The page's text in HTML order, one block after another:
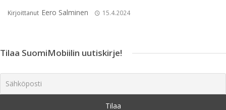
Kirjoittanut Eero Salminen 15.4.2024
Tilaa SuomiMobiilin uutiskirje!